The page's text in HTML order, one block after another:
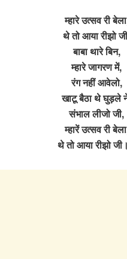
म्हारे उत्सव री
थे तो आया रीझो
बाबा थारे बिन,
म्हारे जागरण में,
रंग नहीं आवेलो,
खाटू बैठा थे घुड़ले
संभाल लीजो जी,
म्हारें उत्सव री
थे तो आया रीझो